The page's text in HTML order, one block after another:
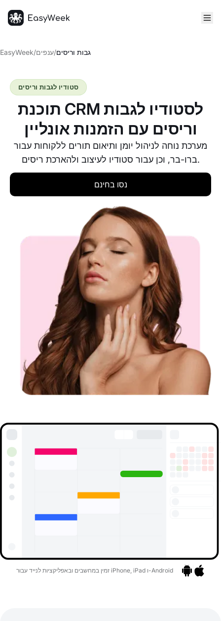
EasyWeek/ענפים/גבות וריסים
תוכנת CRM לסטודיו לגבות
וריסים עם הזמנות אונליין
מערכת נוחה לניהול יומן ותיאום תורים ללקוחות עבור
ברו-בר, וכן עבור סטודיו לעיצוב ולהארכת ריסים.
סטודיו לגבות וריסים
נסו בחינם
זמין במחשבים ובאפליקציות לנייד עבור iPhone, iPad ו-Android